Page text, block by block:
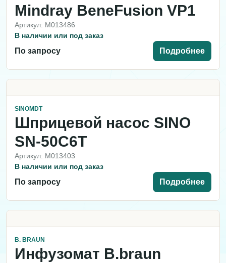
Mindray BeneFusion VP1
Артикул: M013486
В наличии или под заказ
По запросу Подробнее
SINOMDT
Шприцевой насос SINO
SN-50C6T
Артикул: M013403
В наличии или под заказ
По запросу Подробнее
B. BRAUN
Инфузомат B.braun